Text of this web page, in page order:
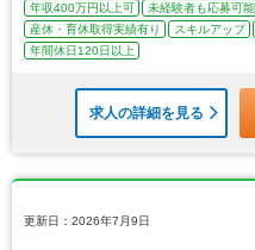
年収400万円以上可 未経験者も応募可能
産休・育休取得実績有り
スキルアップ
年間休日120日以上
求人の詳細を見る
更新日：2026年7月9日